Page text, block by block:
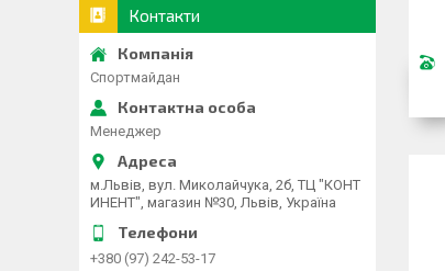
Контакти
Спортмайдан
Менеджер
м.Львів, вул. Миколайчука, 2б, ТЦ "КОНТ
ИНЕНТ", магазин №30, Львів, Україна
+380 (97) 242-53-17